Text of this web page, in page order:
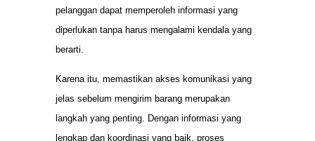
pelanggan dapat memperoleh informasi yang
diperlukan tanpa harus mengalami kendala yang
berarti.
Karena itu, memastikan akses komunikasi yang
jelas sebelum mengirim barang merupakan
langkah yang penting. Dengan informasi yang
lengkap dan koordinasi yang baik, proses